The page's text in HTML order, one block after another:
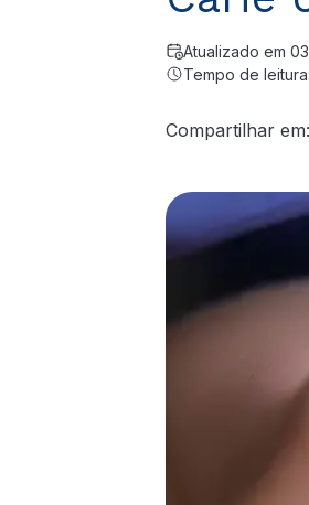
Atualizado em
Tempo de
Compartilhar em: